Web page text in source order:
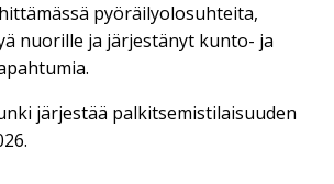
pyöräilyolosuhteita,
nuorille ja järjestänyt kunto- ja
järjestää palkitsemistilaisuuden